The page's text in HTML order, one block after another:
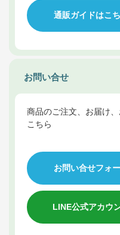
通販ガイドはこ
お問い合せ
商品のご注文、お届け
こちら
お問い合せフォ
LINE公式アカウ